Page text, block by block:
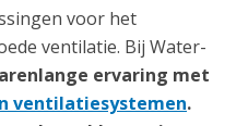
voor het
ventilatie. Bij Water-
ervaring met
ventilatiesystemen.